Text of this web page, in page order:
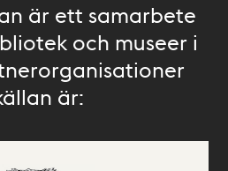
är ett samarbete
och museer i
är: